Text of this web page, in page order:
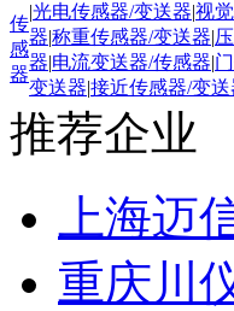
传
感
器
|光电传感器/变送器|视
器|称重传感器/变送器|
器|电流变送器/传感器|
变送器|接近传感器/变送
推荐企业
上海迈
重庆川